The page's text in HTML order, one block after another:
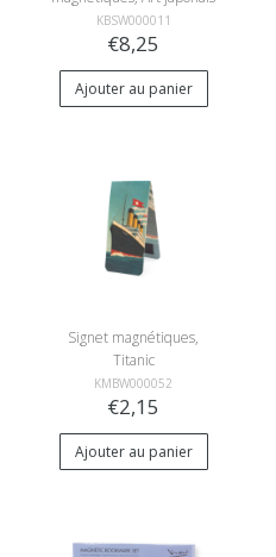
KBSW000011
€8,25
Ajouter au panier
Signet magnétiques,
Titanic
KMBW000052
€2,15
Ajouter au panier